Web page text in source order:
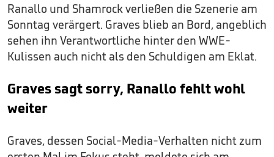
Ranallo und Shamrock verließen die Szenerie am
Sonntag verärgert. Graves blieb an Bord, angeblich
sehen ihn Verantwortliche hinter den WWE-
Kulissen auch nicht als den Schuldigen am Eklat.
Graves sagt sorry, Ranallo fehlt wohl
weiter
Graves, dessen Social-Media-Verhalten nicht zum